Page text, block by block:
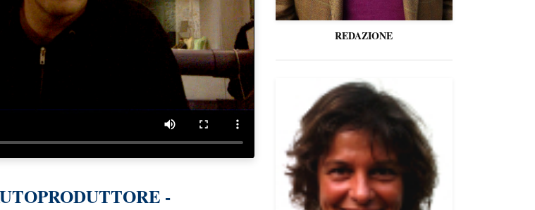
-
REDAZIONE